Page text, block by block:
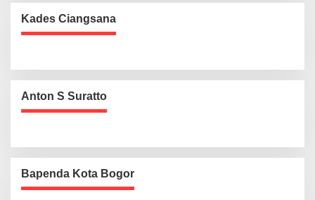
Kades Ciangsana
Anton S Suratto
Bapenda Kota Bogor